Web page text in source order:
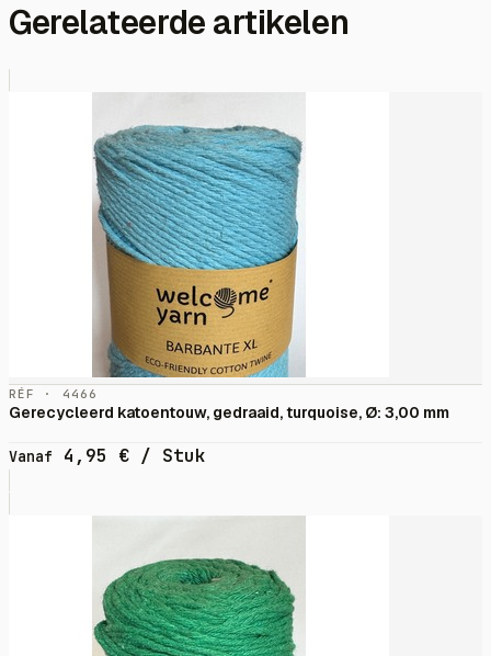
Gerelateerde artikelen
RÉF · 4466
Gerecycleerd katoentouw, gedraaid, turquoise, Ø: 3,00 mm
Vanaf 4,95 € / Stuk